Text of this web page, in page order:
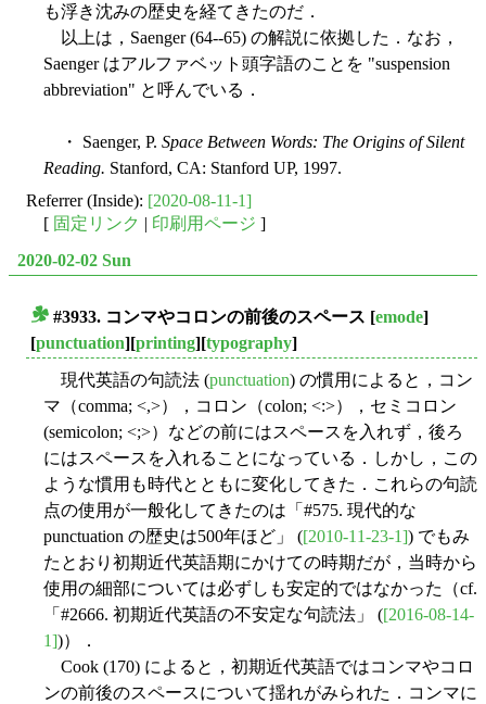
も浮き沈みの歴史を経てきたのだ．
以上は，Saenger (64--65) の解説に依拠した．なお，
Saenger はアルファベット頭字語のことを "suspension
abbreviation" と呼んでいる．
・ Saenger, P. Space Between Words: The Origins of Silent
Reading. Stanford, CA: Stanford UP, 1997.
Referrer (Inside): [2020-08-11-1]
[ 固定リンク | 印刷用ページ ]
2020-02-02 Sun
#3933. コンマやコロンの前後のスペース [emode]
[punctuation][printing][typography]
現代英語の句読法 (punctuation) の慣用によると，コン
マ（comma; <,>），コロン（colon; <:>），セミコロン
(semicolon; <;>）などの前にはスペースを入れず，後ろ
にはスペースを入れることになっている．しかし，この
ような慣用も時代とともに変化してきた．これらの句読
点の使用が一般化してきたのは「#575. 現代的な
punctuation の歴史は500年ほど」 ([2010-11-23-1]) でもみ
たとおり初期近代英語期にかけての時期だが，当時から
使用の細部については必ずしも安定的ではなかった（cf.
「#2666. 初期近代英語の不安定な句読法」 ([2016-08-14-
1])）．
Cook (170) によると，初期近代英語ではコンマやコロ
ンの前後のスペースについて揺れがみられた．コンマに